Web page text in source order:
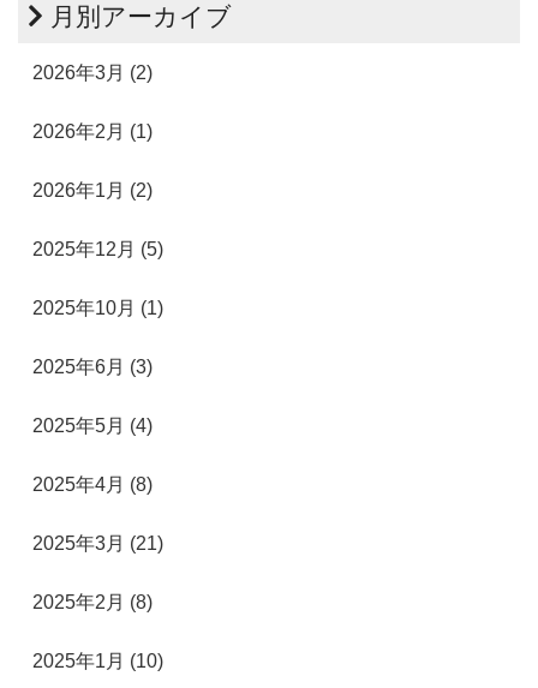
月別アーカイブ
2026年3月 (2)
2026年2月 (1)
2026年1月 (2)
2025年12月 (5)
2025年10月 (1)
2025年6月 (3)
2025年5月 (4)
2025年4月 (8)
2025年3月 (21)
2025年2月 (8)
2025年1月 (10)